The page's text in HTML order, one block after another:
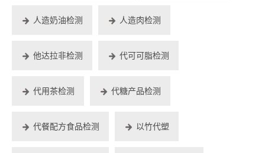
人造奶油检测 人造肉检测
他达拉非检测 代可可脂检测
代用茶检测 代糖产品检测
代餐配方食品检测 以竹代塑